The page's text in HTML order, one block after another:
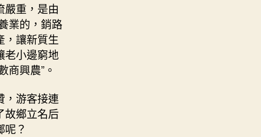
嚴重，是由
業的，銷路
，讓新質生
老小邊窮地
商興農”。
，游客接連
故鄉立名后
？